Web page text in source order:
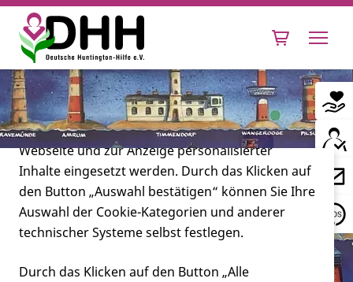
Leben mit Huntington
Forschung
Cookie-Einstellungen
Diese Webseite setzt verschiedene Cookies und
Tracking-Tools ein. Dies beinhaltet Cookies und
Tracking-Tools, die für den Betrieb der Webseite
technisch notwendig sind, die zu statistischen
Zwecken sowie zur besseren Bedienbarkeit der
Webseite und zur Anzeige personalisierter
Inhalte eingesetzt werden. Durch das Klicken auf
den Button „Auswahl bestätigen“ können Sie Ihre
Auswahl der Cookie-Kategorien und anderer
technischer Systeme selbst festlegen.
Durch das Klicken auf den Button „Alle